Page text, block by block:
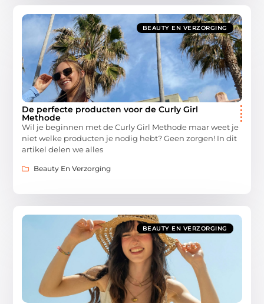
BEAUTY EN VERZORGING
De perfecte producten voor de Curly Girl
Methode
Wil je beginnen met de Curly Girl Methode maar weet je
niet welke producten je nodig hebt? Geen zorgen! In dit
artikel delen we alles
Beauty En Verzorging
BEAUTY EN VERZORGING